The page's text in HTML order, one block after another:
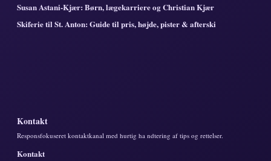
Susan Astani-Kjær: Børn, lægekarriere og Christian Kjær
Skiferie til St. Anton: Guide til pris, højde, pister & afterski
Kontakt
Responsfokuseret kontaktkanal med hurtig ha ndtering af tips og rettelser.
Kontakt